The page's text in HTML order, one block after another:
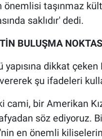
önemlisi taşınmaz
saklıdır' dedi.
BULUŞMA
yapısına dikkat
şu ifadeleri
cami, bir Amerikan
söz ediyoruz.
en önemli